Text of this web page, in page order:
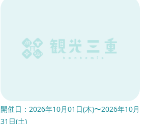
開催日：2026年10月01日(木)〜2026年10月
31日(土)